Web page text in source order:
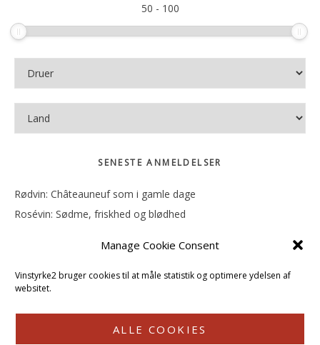
Manage Cookie Consent
Vinstyrke2 bruger cookies til at måle statistik og optimere ydelsen af
websitet.
ALLE COOKIES
50 - 100
SENESTE ANMELDELSER
Rødvin: Châteauneuf som i gamle dage
Rosévin: Sødme, friskhed og blødhed
Rosévin: Forfriskende bagatel
Rosévin: Sødmen hænger i munden